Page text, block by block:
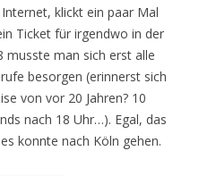
klickt ein paar Mal
Ticket für irgendwo in der
musste man sich erst alle
besorgen (erinnerst sich
von vor 20 Jahren? 10
nach 18 Uhr…). Egal, das
konnte nach Köln gehen.